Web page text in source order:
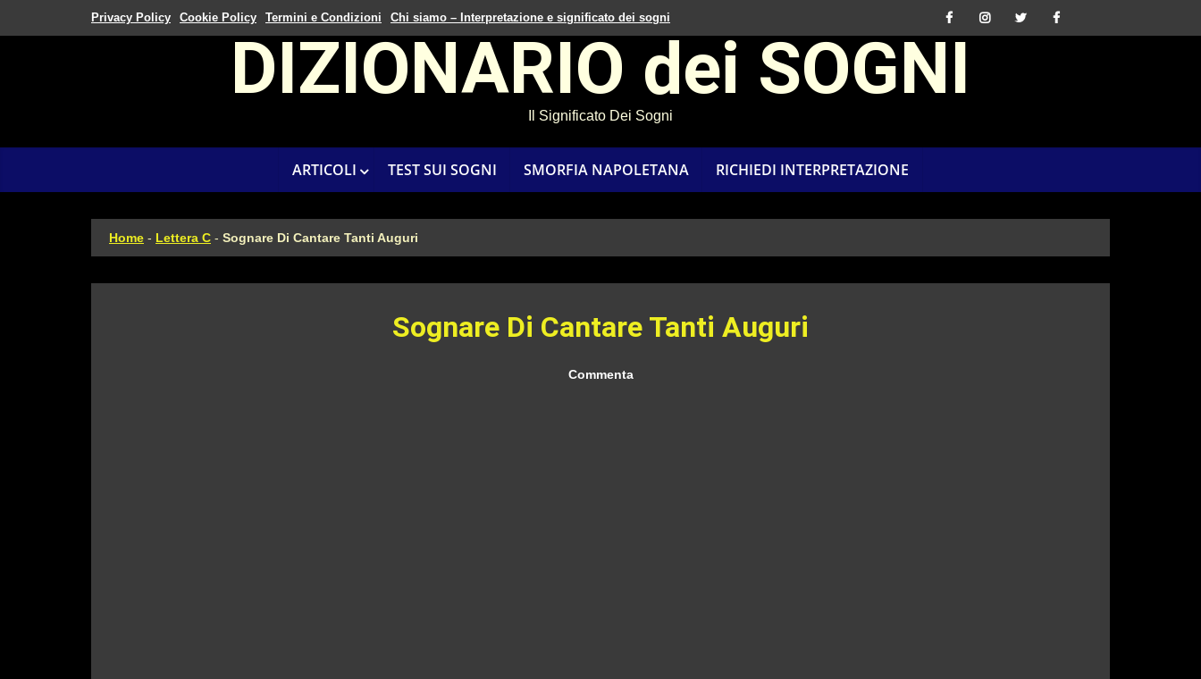
Privacy Policy Cookie Policy Termini e Condizioni Chi siamo – Interpretazione e significato dei sogni
DIZIONARIO dei SOGNI
Il Significato Dei Sogni
ARTICOLI TEST SUI SOGNI SMORFIA NAPOLETANA RICHIEDI INTERPRETAZIONE
Home - Lettera C - Sognare Di Cantare Tanti Auguri
Sognare Di Cantare Tanti Auguri
Commenta